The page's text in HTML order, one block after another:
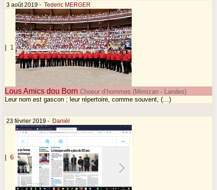
3 août 2019 - Tederic MERGER
| 1
Lous Amics dou Born Choeur d’hommes (Mimizan - Landes)
Leur nom est gascon ; leur répertoire, comme souvent, (…)
23 février 2019 - Danièl
6